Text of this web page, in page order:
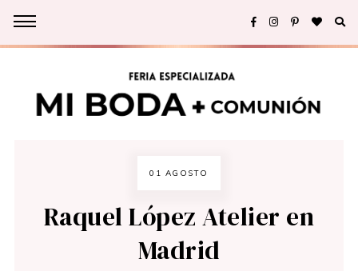
01 AGOSTO
Raquel López Atelier en
Madrid